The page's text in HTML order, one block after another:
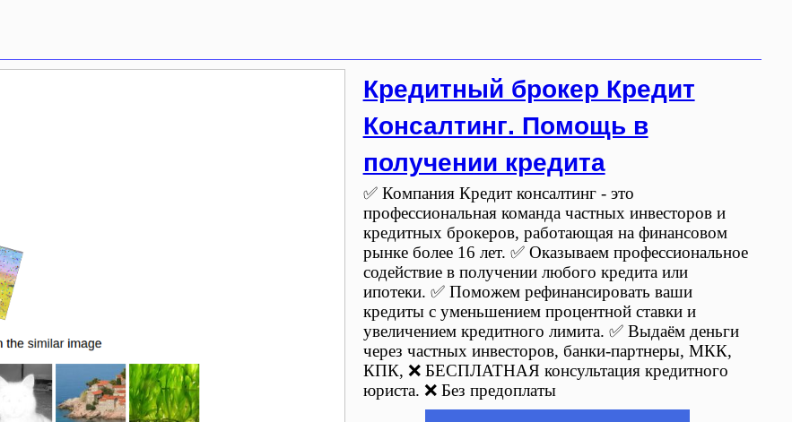
Кредитный брокер Кредит
Консалтинг. Помощь в
получении кредита
✅ Компания Кредит консалтинг - это
профессиональная команда частных инвесторов и
кредитных брокеров, работающая на финансовом
рынке более 16 лет. ✅ Оказываем профессиональное
содействие в получении любого кредита или
ипотеки. ✅ Поможем рефинансировать ваши
кредиты с уменьшением процентной ставки и
увеличением кредитного лимита. ✅ Выдаём деньги
через частных инвесторов, банки-партнеры, МКК,
КПК, ❌ БЕСПЛАТНАЯ консультация кредитного
юриста. ❌ Без предоплаты